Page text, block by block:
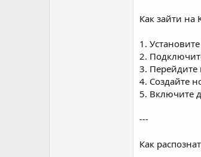
Как зайти на
1.
2.
3.
4. Создайте
5. Включите
---
Как